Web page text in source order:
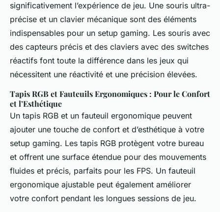
significativement l’expérience de jeu. Une souris ultra-
précise et un clavier mécanique sont des éléments
indispensables pour un setup gaming. Les souris avec
des capteurs précis et des claviers avec des switches
réactifs font toute la différence dans les jeux qui
nécessitent une réactivité et une précision élevées.
Tapis RGB et Fauteuils Ergonomiques : Pour le Confort
et l’Esthétique
Un tapis RGB et un fauteuil ergonomique peuvent
ajouter une touche de confort et d’esthétique à votre
setup gaming. Les tapis RGB protègent votre bureau
et offrent une surface étendue pour des mouvements
fluides et précis, parfaits pour les FPS. Un fauteuil
ergonomique ajustable peut également améliorer
votre confort pendant les longues sessions de jeu.